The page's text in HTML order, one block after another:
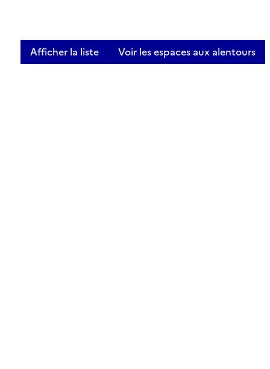
Afficher la liste Voir les espaces aux alentours